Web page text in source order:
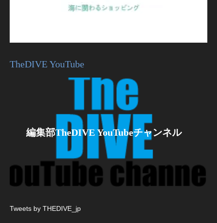
TheDIVE YouTube
編集部TheDIVE YouTubeチャンネル
Tweets by THEDIVE_jp